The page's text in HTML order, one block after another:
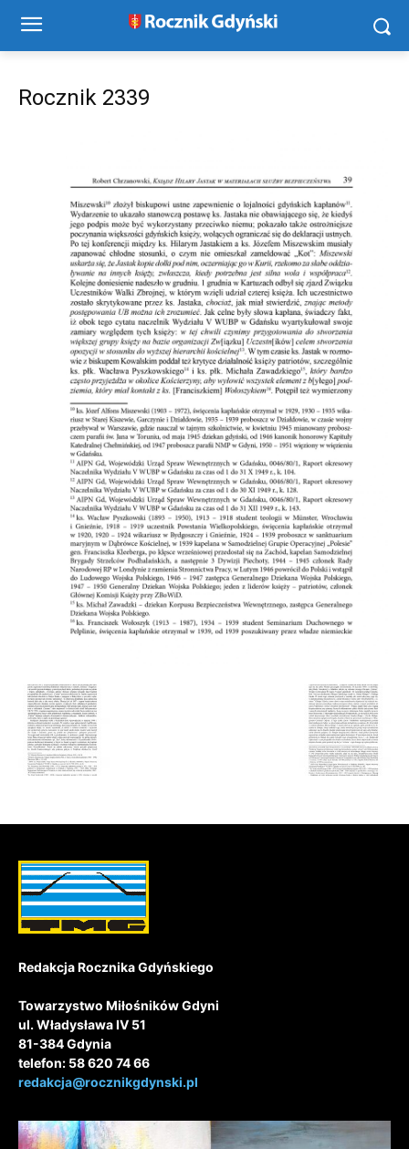
Rocznik 2339
Redakcja Rocznika Gdyńskiego
Towarzystwo Miłośników Gdyni
ul. Władysława IV 51
81-384 Gdynia
telefon: 58 620 74 66
redakcja@rocznikgdynski.pl